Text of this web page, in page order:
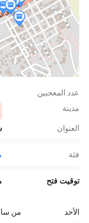
عدد المعجبين
مدينة
العنوان
فئة
توقيت فتح
الأحد
من ساعة 08:30